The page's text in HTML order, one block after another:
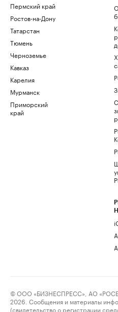
Пермский край
Ростов-на-Дону
Татарстан
Тюмень
Черноземье
Кавказ
Карелия
Мурманск
Приморский
край
© ООО «БИЗНЕСПРЕСС», АО
2026. Сообщения и материалы
(свидетельство о регистрации